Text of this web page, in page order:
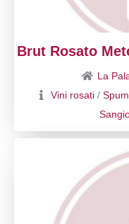
Brut Rosato
La
Vini rosati /